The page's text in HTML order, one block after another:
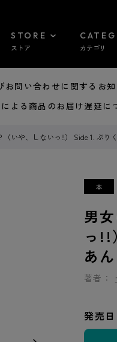
STORE
ストア カテゴリ
問い合わせに関するお知
る商品のお届け遅延に
いや、しないっ!!） Side 1. ぷり
男
っ!!
あ
著者：
発売日